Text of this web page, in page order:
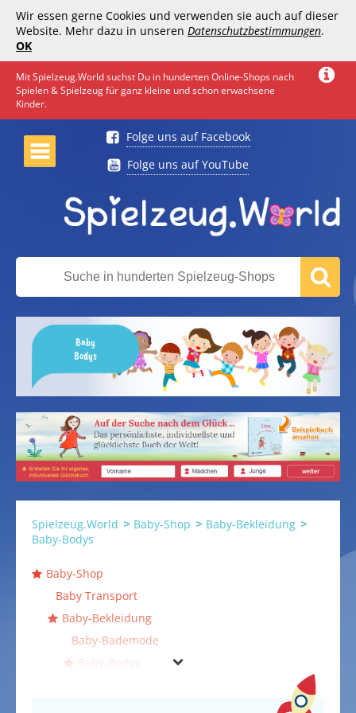
Wir essen gerne Cookies und verwenden sie auch auf dieser
Website. Mehr dazu in unseren Datenschutzbestimmungen.
OK
Mit Spielzeug.World suchst Du in hunderten Online-Shops nach
Spielen & Spielzeug für ganz kleine und schon erwachsene
Kinder.
Folge uns auf Facebook
Folge uns auf YouTube
Baby
Bodys
Spielzeug.World Baby-Shop
Baby-Bekleidung
Baby-Bodys
Baby-Shop
Baby Transport
Baby-Bekleidung
Baby-Bademode
Baby-Bodys